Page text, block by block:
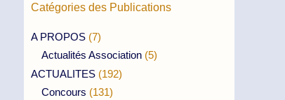
Catégories des Publications
A PROPOS (7)
Actualités Association (5)
ACTUALITES (192)
Concours (131)